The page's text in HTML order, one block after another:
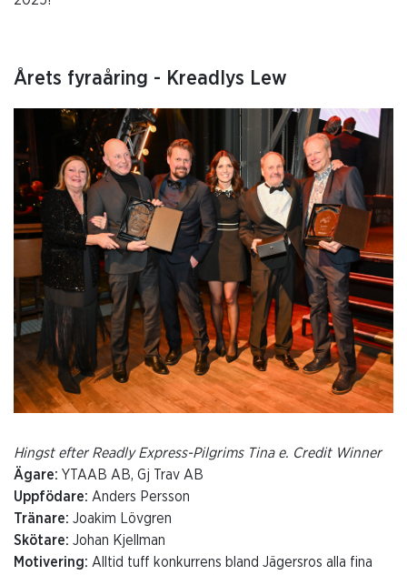
Årets fyraåring - Kreadlys Lew
Hingst efter Readly Express-Pilgrims Tina e. Credit Winner
Ägare: YTAAB AB, Gj Trav AB
Uppfödare: Anders Persson
Tränare: Joakim Lövgren
Skötare: Johan Kjellman
Motivering: Alltid tuff konkurrens bland Jägersros alla fina